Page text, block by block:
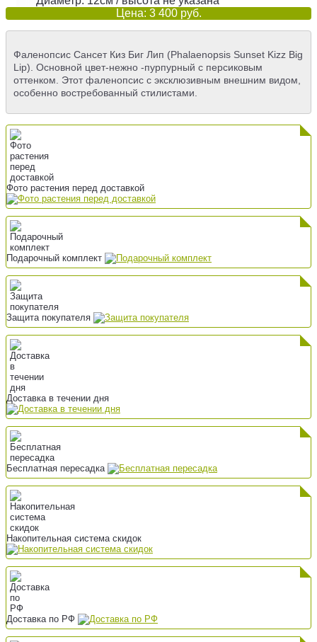
Цена: 3 400 руб.
Фаленопсис Сансет Киз Биг Лип (Phalaenopsis Sunset Kizz Big
Lip). Основной цвет-нежно -пурпурный c персиковым
оттенком. Этот фаленопсис с эксклюзивным внешним видом,
особенно востребованный стилистами.
Фото растения перед доставкой
Подарочный комплект
Защита покупателя
Доставка в течении дня
Бесплатная пересадка
Накопительная система скидок
Доставка по РФ